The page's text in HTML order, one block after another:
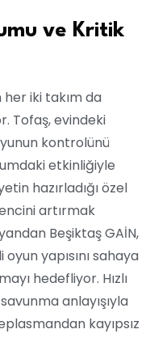
ve Kritik
iki takım da
Tofaş, evindeki
kontrolünü
etkinliğiyle
hazırladığı özel
artırmak
Beşiktaş GAİN,
yapısını sahaya
hedefliyor. Hızlı
anlayışıyla
kayıpsız